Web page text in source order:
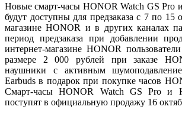
Новые смарт-часы HONOR Watch GS Pro
будут доступны для предзаказа с 7 по 15
магазине HONOR и в других каналах
период предзаказа при добавлении
интернет-магазине HONOR
размере 2 000 рублей при заказе
наушники с активным
Earbuds в подарок при покупке часов
Смарт-часы HONOR Watch GS Pro и
поступят в официальную продажу 16